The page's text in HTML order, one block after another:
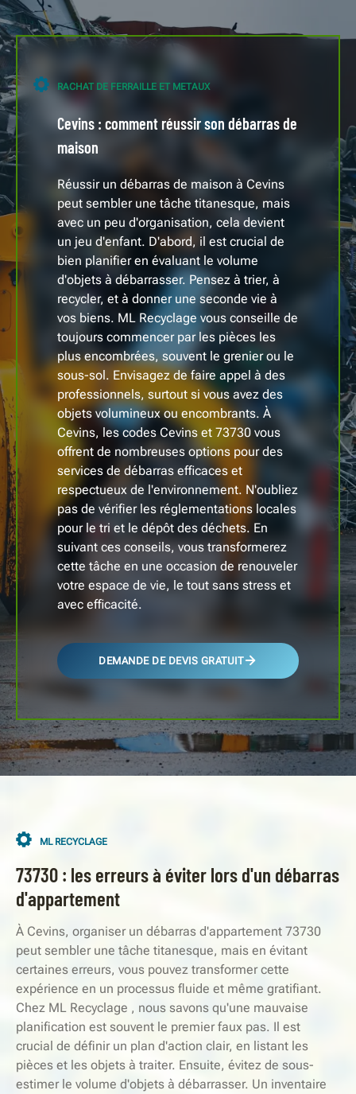
RACHAT DE FERRAILLE ET METAUX
Cevins : comment réussir son débarras de
maison
Réussir un débarras de maison à Cevins
peut sembler une tâche titanesque, mais
avec un peu d'organisation, cela devient
un jeu d'enfant. D'abord, il est crucial de
bien planifier en évaluant le volume
d'objets à débarrasser. Pensez à trier, à
recycler, et à donner une seconde vie à
vos biens. ML Recyclage vous conseille de
toujours commencer par les pièces les
plus encombrées, souvent le grenier ou le
sous-sol. Envisagez de faire appel à des
professionnels, surtout si vous avez des
objets volumineux ou encombrants. À
Cevins, les codes Cevins et 73730 vous
offrent de nombreuses options pour des
services de débarras efficaces et
respectueux de l'environnement. N'oubliez
pas de vérifier les réglementations locales
pour le tri et le dépôt des déchets. En
suivant ces conseils, vous transformerez
cette tâche en une occasion de renouveler
votre espace de vie, le tout sans stress et
avec efficacité.
DEMANDE DE DEVIS GRATUIT
ML RECYCLAGE
73730 : les erreurs à éviter lors d'un débarras
d'appartement
À Cevins, organiser un débarras d'appartement 73730
peut sembler une tâche titanesque, mais en évitant
certaines erreurs, vous pouvez transformer cette
expérience en un processus fluide et même gratifiant.
Chez ML Recyclage , nous savons qu'une mauvaise
planification est souvent le premier faux pas. Il est
crucial de définir un plan d'action clair, en listant les
pièces et les objets à traiter. Ensuite, évitez de sous-
estimer le volume d'objets à débarrasser. Un inventaire